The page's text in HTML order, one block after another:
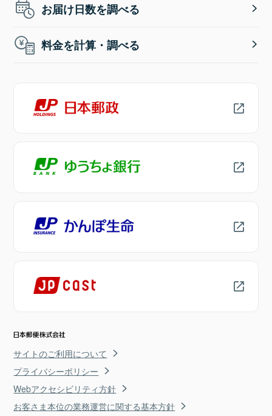
お届け日数を調べる
料金を計算・調べる
サイトのご利用について
プライバシーポリシー
Webアクセシビリティ方針
お客さま本位の業務運営に関する基本方針